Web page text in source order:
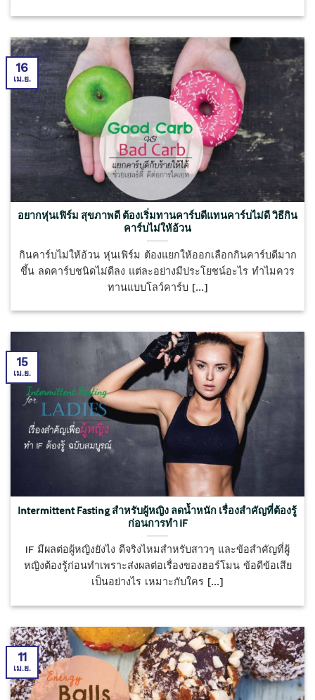
อยากหุ่นเฟิร์ม สุขภาพดี ต้องเริ่มทานคาร์บดีแทนคาร์บไม่ดี วิธีกิน
คาร์บไม่ให้อ้วน
กินคาร์บไม่ให้อ้วน หุ่นเฟิร์ม ต้องแยกให้ออกเลือกกินคาร์บดีมาก
ขึ้น ลดคาร์บชนิดไม่ดีลง แต่ละอย่างมีประโยชน์อะไร ทำไมควร
ทานแบบโลว์คาร์บ [...]
16
เม.ย.
Intermittent Fasting สำหรับผู้หญิง ลดน้ำหนัก เรื่องสำคัญที่ต้องรู้
ก่อนการทำ IF
IF มีผลต่อผู้หญิงยังไง ดีจริงไหมสำหรับสาวๆ และข้อสำคัญที่ผู้
หญิงต้องรู้ก่อนทำเพราะส่งผลต่อเรื่องของฮอร์โมน ข้อดีข้อเสีย
เป็นอย่างไร เหมาะกับใคร [...]
15
เม.ย.
11
เม.ย.